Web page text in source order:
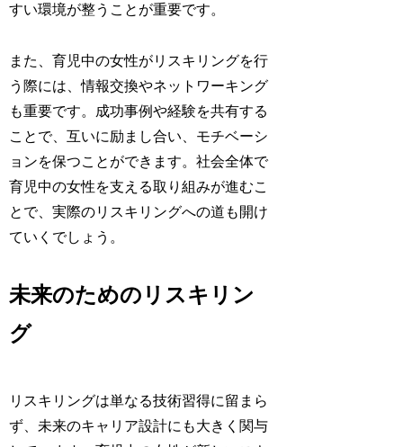
すい環境が整うことが重要です。
また、育児中の女性がリスキリングを行
う際には、情報交換やネットワーキング
も重要です。成功事例や経験を共有する
ことで、互いに励まし合い、モチベーシ
ョンを保つことができます。社会全体で
育児中の女性を支える取り組みが進むこ
とで、実際のリスキリングへの道も開け
ていくでしょう。
未来のためのリスキリン
グ
リスキリングは単なる技術習得に留まら
ず、未来のキャリア設計にも大きく関与